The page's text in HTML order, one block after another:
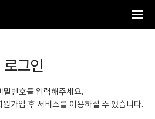
로그인
밀번호를 입력해주세요.
가입 후 서비스를 이용하실 수 있습니다.